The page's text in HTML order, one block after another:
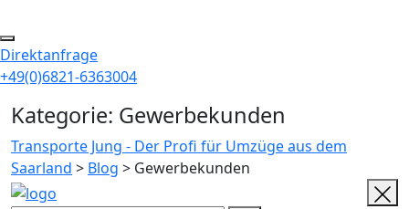
Direktanfrage
+49(0)6821-6363004
Kategorie: Gewerbekunden
Transporte Jung - Der Profi für Umzüge aus dem
Saarland > Blog > Gewerbekunden